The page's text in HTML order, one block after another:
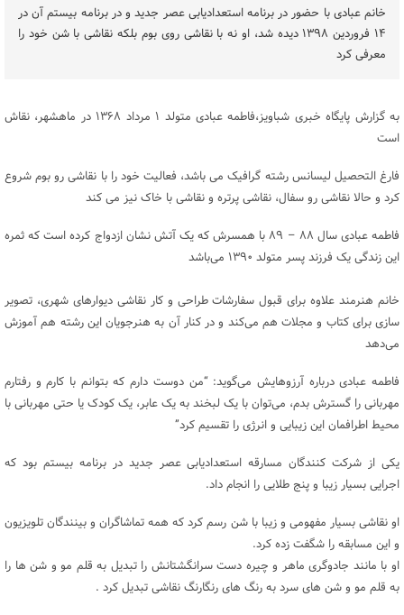
خانم عبادی با حضور در برنامه استعدادیابی عصر جدید و در برنامه بیستم آن در
۱۴ فروردین ۱۳۹۸ دیده شد، او نه با نقاشی روی بوم بلکه نقاشی با شن خود را
معرفی کرد
به گزارش پایگاه خبری شباویز،فاطمه عبادی متولد ۱ مرداد ۱۳۶۸ در ماهشهر، نقاش
است
فارغ التحصیل لیسانس رشته گرافیک می باشد، فعالیت خود را با نقاشی رو بوم شروع
کرد و حالا نقاشی رو سفال، نقاشی پرتره و نقاشی با خاک نیز می کند
فاطمه عبادی سال ۸۸ – ۸۹ با همسرش که یک آتش نشان ازدواج کرده است که ثمره
این زندگی یک فرزند پسر متولد ۱۳۹۰ می‌باشد
خانم هنرمند علاوه برای قبول سفارشات طراحی و کار نقاشی دیوار‌های شهری، تصویر
سازی برای کتاب و مجلات هم می‌کند و در کنار آن به هنرجویان این رشته هم آموزش
می‌دهد
فاطمه عبادی درباره آرزوهایش می‌گوید: “من دوست دارم که بتوانم با کارم و رفتارم
مهربانی را گسترش بدم، می‌توان با یک لبخند به یک عابر، یک کودک یا حتی مهربانی با
محیط اطرافمان این زیبایی و انرژی را تقسیم کرد”
یکی از شرکت کنندگان مسارقه استعدادیابی عصر جدید در برنامه بیستم بود که
اجرایی بسیار زیبا و پنج طلایی را انجام داد.
او نقاشی بسیار مفهومی و زیبا با شن رسم کرد که همه تماشاگران و بینندگان تلویزیون
و این مسابقه را شگفت زده کرد.
او با مانند جادوگری ماهر و چیره دست سرانگشتانش را تبدیل به قلم مو و شن ها را
به قلم مو و شن های سرد به رنگ های رنگارنگ نقاشی تبدیل کرد .